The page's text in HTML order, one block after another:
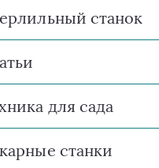
станок
для сада
станки